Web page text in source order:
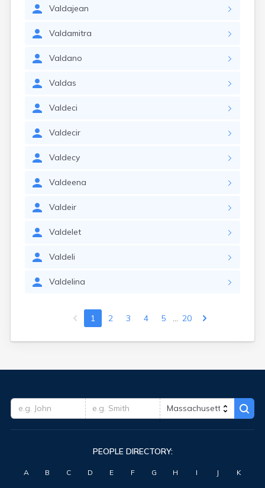
Valdajean
Valdamitra
Valdano
Valdas
Valdeci
Valdecir
Valdecy
Valdeena
Valdeir
Valdelet
Valdeli
Valdelina
1 2 3 4 5 20
PEOPLE DIRECTORY:
A B C D E F G H I J K